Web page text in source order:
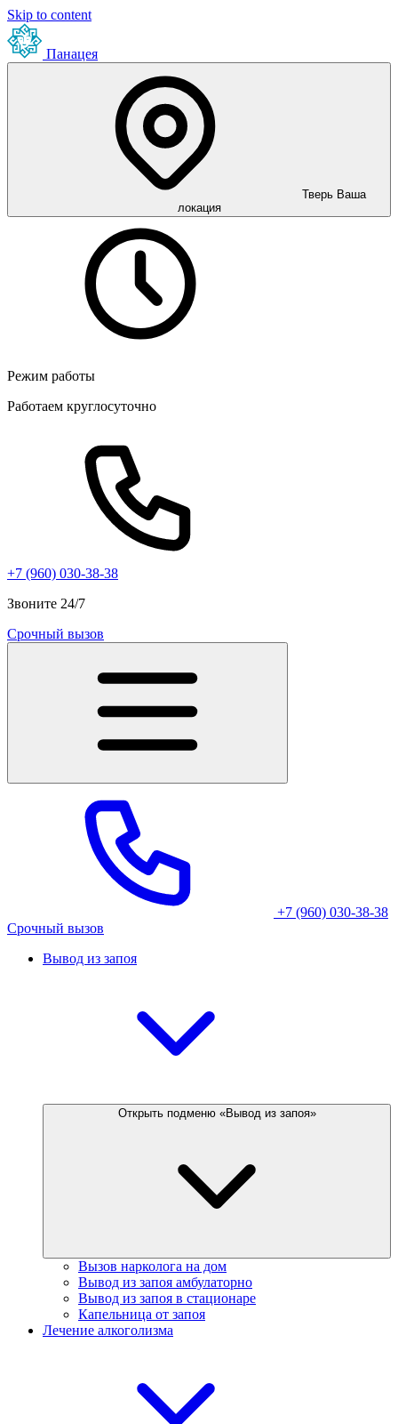
Skip to content
Панацея
Тверь Ваша
локация
Режим работы
Работаем круглосуточно
+7 (960) 030-38-38
Звоните 24/7
Срочный вызов
+7 (960) 030-38-38
Срочный вызов
Вывод из запоя
Открыть подменю «Вывод из запоя»
Вызов нарколога на дом
Вывод из запоя амбулаторно
Вывод из запоя в стационаре
Капельница от запоя
Лечение алкоголизма